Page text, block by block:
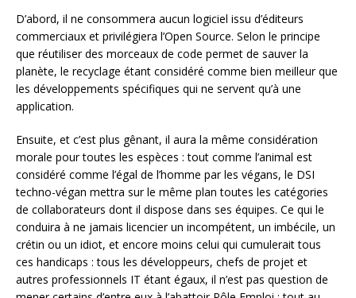
D’abord, il ne consommera aucun logiciel issu d’éditeurs
commerciaux et privilégiera l’Open Source. Selon le principe
que réutiliser des morceaux de code permet de sauver la
planète, le recyclage étant considéré comme bien meilleur que
les développements spécifiques qui ne servent qu’à une
application.
Ensuite, et c’est plus gênant, il aura la même considération
morale pour toutes les espèces : tout comme l’animal est
considéré comme l’égal de l’homme par les végans, le DSI
techno-végan mettra sur le même plan toutes les catégories
de collaborateurs dont il dispose dans ses équipes. Ce qui le
conduira à ne jamais licencier un incompétent, un imbécile, un
crétin ou un idiot, et encore moins celui qui cumulerait tous
ces handicaps : tous les développeurs, chefs de projet et
autres professionnels IT étant égaux, il n’est pas question de